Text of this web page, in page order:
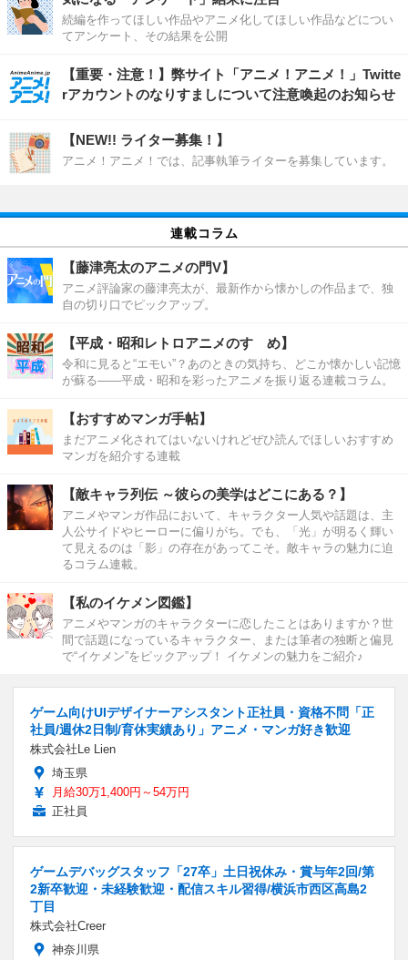
続編を作ってほしい作品やアニメ化してほしい作品などについ
てアンケート、その結果を公開
【重要・注意！】弊サイト「アニメ！アニメ！」Twitte
rアカウントのなりすましについて注意喚起のお知らせ
【NEW!! ライター募集！】
アニメ！アニメ！では、記事執筆ライターを募集しています。
連載コラム
【藤津亮太のアニメの門V】
アニメ評論家の藤津亮太が、最新作から懐かしの作品まで、独
自の切り口でピックアップ。
【平成・昭和レトロアニメのすゝめ】
令和に見ると“エモい”？あのときの気持ち、どこか懐かしい記憶
が蘇る――平成・昭和を彩ったアニメを振り返る連載コラム。
【おすすめマンガ手帖】
まだアニメ化されてはいないけれどぜひ読んでほしいおすすめ
マンガを紹介する連載
【敵キャラ列伝 ～彼らの美学はどこにある？】
アニメやマンガ作品において、キャラクター人気や話題は、主
人公サイドやヒーローに偏りがち。でも、「光」が明るく輝い
て見えるのは「影」の存在があってこそ。敵キャラの魅力に迫
るコラム連載。
【私のイケメン図鑑】
アニメやマンガのキャラクターに恋したことはありますか？世
間で話題になっているキャラクター、または筆者の独断と偏見
で“イケメン”をピックアップ！ イケメンの魅力をご紹介♪
ゲーム向けUIデザイナーアシスタント正社員・資格不問「正
社員/週休2日制/育休実績あり」アニメ・マンガ好き歓迎
株式会社Le Lien
埼玉県
月給30万1,400円～54万円
正社員
ゲームデバッグスタッフ「27卒」土日祝休み・賞与年2回/第
2新卒歓迎・未経験歓迎・配信スキル習得/横浜市西区高島2
丁目
株式会社Creer
神奈川県